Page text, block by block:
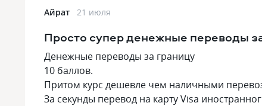
Айрат 21 июля
Просто супер денежные переводы
Денежные переводы за границу
10 баллов.
Притом курс дешевле чем наличными
За секунды перевод на карту Visa